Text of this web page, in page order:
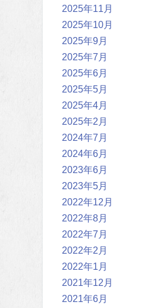
2025年11月
2025年10月
2025年9月
2025年7月
2025年6月
2025年5月
2025年4月
2025年2月
2024年7月
2024年6月
2023年6月
2023年5月
2022年12月
2022年8月
2022年7月
2022年2月
2022年1月
2021年12月
2021年6月